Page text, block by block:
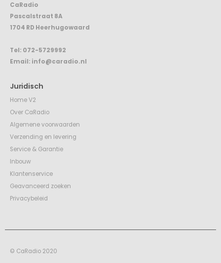
CaRadio
Pascalstraat 8A
1704 RD Heerhugowaard
Tel: 072-5729992
Email: info@caradio.nl
Juridisch
Home V2
Over CaRadio
Algemene voorwaarden
Verzending en levering
Service & Garantie
Inbouw
Klantenservice
Geavanceerd zoeken
Privacybeleid
© CaRadio 2020